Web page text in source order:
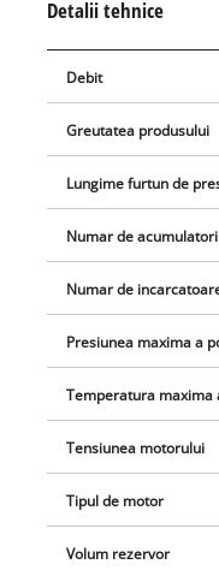
manuale. Rezervorul
de 1 litru si este
nivelului de lichid.
ergonomic, greutatii
Softgrip, aparatul este
este reglabila pentru
se face fara
separat.
Detalii tehnice
Debit
Greutatea produsului
Lungime furtun de
Numar de
Numar de
Presiunea maxima a
Temperatura maxima
Tensiunea motorului
Tipul de motor
Volum rezervor